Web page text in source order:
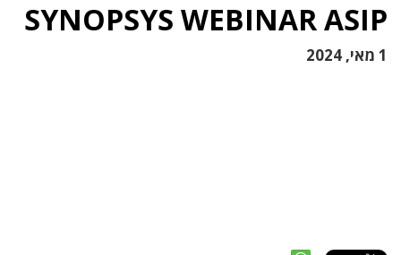
SYNOPSYS WEBINAR ASIP
1 מאי, 2024